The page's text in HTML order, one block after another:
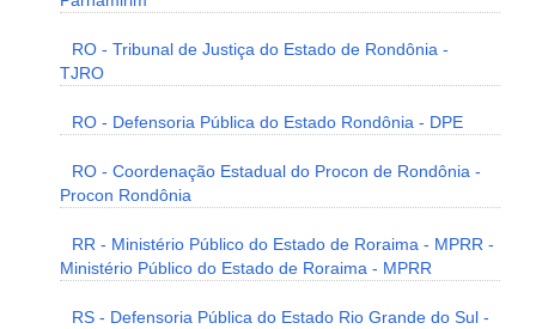
RO - Tribunal de Justiça do Estado de Rondônia -
TJRO
RO - Defensoria Pública do Estado Rondônia - DPE
RO - Coordenação Estadual do Procon de Rondônia -
Procon Rondônia
RR - Ministério Público do Estado de Roraima - MPRR -
Ministério Público do Estado de Roraima - MPRR
RS - Defensoria Pública do Estado Rio Grande do Sul -